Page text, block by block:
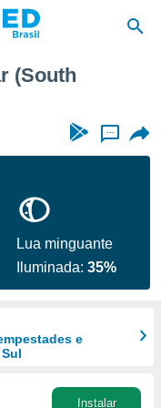
(South
...
Lua minguante
Iluminada:35%
e
Instalar